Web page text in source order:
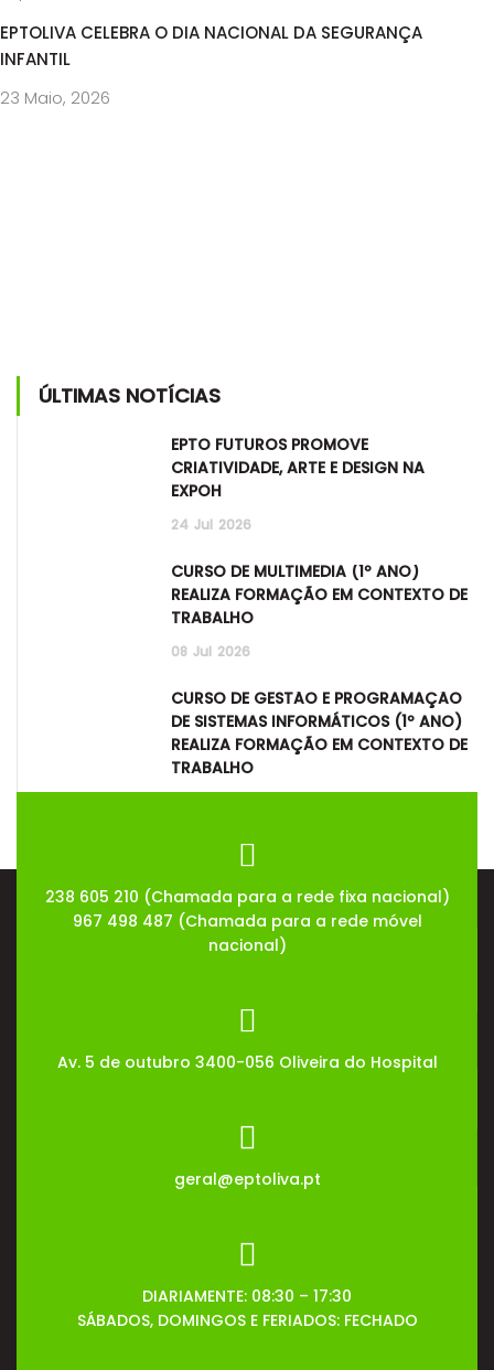
EPTOLIVA CELEBRA O DIA NACIONAL DA SEGURANÇA
INFANTIL
23 Maio, 2026
ÚLTIMAS NOTÍCIAS
EPTO FUTUROS PROMOVE
CRIATIVIDADE, ARTE E DESIGN NA
EXPOH
24 Jul 2026
CURSO DE MULTIMÉDIA (1º ANO)
REALIZA FORMAÇÃO EM CONTEXTO DE
TRABALHO
08 Jul 2026
CURSO DE GESTÃO E PROGRAMAÇÃO
DE SISTEMAS INFORMÁTICOS (1º ANO)
REALIZA FORMAÇÃO EM CONTEXTO DE
TRABALHO
238 605 210 (Chamada para a rede fixa nacional)
967 498 487 (Chamada para a rede móvel
nacional)
Av. 5 de outubro 3400-056 Oliveira do Hospital
geral@eptoliva.pt
DIARIAMENTE: 08:30 – 17:30
SÁBADOS, DOMINGOS E FERIADOS: FECHADO